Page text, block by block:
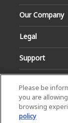
Our Company
Legal
Support
Please be
you are
browsing
policy